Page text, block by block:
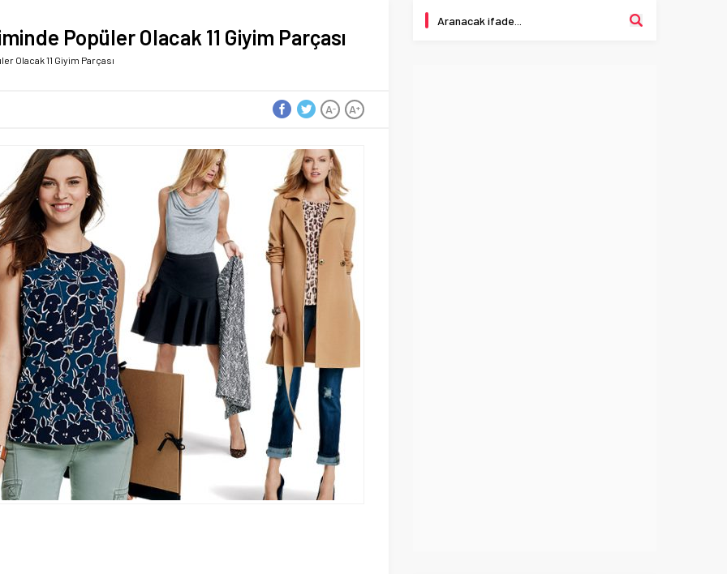
Popüler Olacak 11 Giyim Parçası
Olacak 11 Giyim Parçası
A+
A-